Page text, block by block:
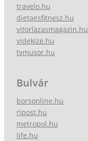
travelo.hu
dietaesfitnesz.hu
vitorlazasmagazin.hu
videkize.hu
tvmusor.hu
Bulvár
borsonline.hu
ripost.hu
metropol.hu
life.hu